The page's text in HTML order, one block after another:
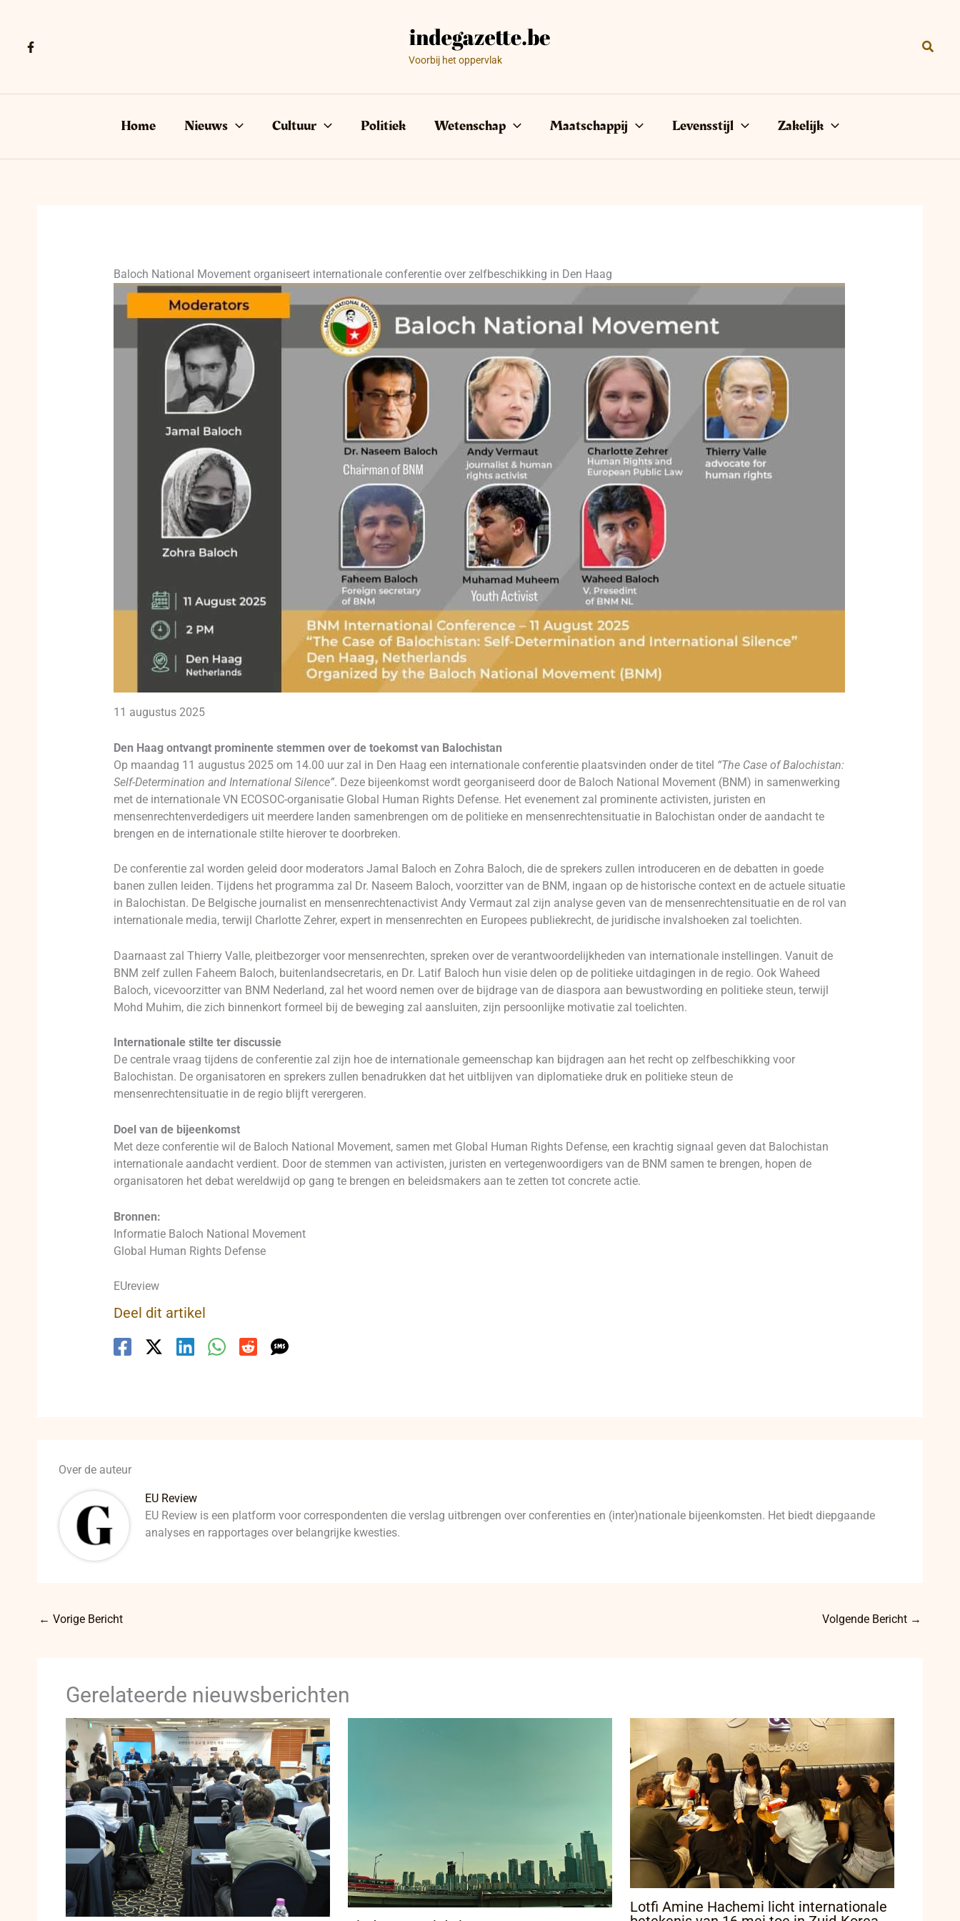
Voorbij het oppervlak
Home Nieuws Cultuur Politiek Wetenschap Maatschappij Levensstijl Zakelijk
Baloch National Movement organiseert internationale conferentie over zelfbeschikking in Den Haag
11 augustus 2025
Den Haag ontvangt prominente stemmen over de toekomst van Balochistan
Op maandag 11 augustus 2025 om 14.00 uur zal in Den Haag een internationale conferentie plaatsvinden onder de titel “The Case of Balochistan:
Self-Determination and International Silence”. Deze bijeenkomst wordt georganiseerd door de Baloch National Movement (BNM) in samenwerking
met de internationale VN ECOSOC-organisatie Global Human Rights Defense. Het evenement zal prominente activisten, juristen en
mensenrechtenverdedigers uit meerdere landen samenbrengen om de politieke en mensenrechtensituatie in Balochistan onder de aandacht te
brengen en de internationale stilte hierover te doorbreken.
De conferentie zal worden geleid door moderators Jamal Baloch en Zohra Baloch, die de sprekers zullen introduceren en de debatten in goede
banen zullen leiden. Tijdens het programma zal Dr. Naseem Baloch, voorzitter van de BNM, ingaan op de historische context en de actuele situatie
in Balochistan. De Belgische journalist en mensenrechtenactivist Andy Vermaut zal zijn analyse geven van de mensenrechtensituatie en de rol van
internationale media, terwijl Charlotte Zehrer, expert in mensenrechten en Europees publiekrecht, de juridische invalshoeken zal toelichten.
Daarnaast zal Thierry Valle, pleitbezorger voor mensenrechten, spreken over de verantwoordelijkheden van internationale instellingen. Vanuit de
BNM zelf zullen Faheem Baloch, buitenlandsecretaris, en Dr. Latif Baloch hun visie delen op de politieke uitdagingen in de regio. Ook Waheed
Baloch, vicevoorzitter van BNM Nederland, zal het woord nemen over de bijdrage van de diaspora aan bewustwording en politieke steun, terwijl
Mohd Muhim, die zich binnenkort formeel bij de beweging zal aansluiten, zijn persoonlijke motivatie zal toelichten.
Internationale stilte ter discussie
De centrale vraag tijdens de conferentie zal zijn hoe de internationale gemeenschap kan bijdragen aan het recht op zelfbeschikking voor
Balochistan. De organisatoren en sprekers zullen benadrukken dat het uitblijven van diplomatieke druk en politieke steun de
mensenrechtensituatie in de regio blijft verergeren.
Doel van de bijeenkomst
Met deze conferentie wil de Baloch National Movement, samen met Global Human Rights Defense, een krachtig signaal geven dat Balochistan
internationale aandacht verdient. Door de stemmen van activisten, juristen en vertegenwoordigers van de BNM samen te brengen, hopen de
organisatoren het debat wereldwijd op gang te brengen en beleidsmakers aan te zetten tot concrete actie.
Bronnen:
Informatie Baloch National Movement
Global Human Rights Defense
EUreview
Deel dit artikel
Over de auteur
EU Review
EU Review is een platform voor correspondenten die verslag uitbrengen over conferenties en (inter)nationale bijeenkomsten. Het biedt diepgaande
analyses en rapportages over belangrijke kwesties.
← Vorige Bericht Volgende Bericht →
Gerelateerde nieuwsberichten
Lotfi Amine Hachemi licht internationale